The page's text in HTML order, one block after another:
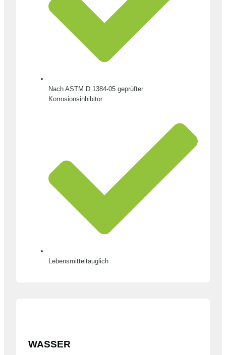
Nach ASTM D 1384-05 geprüfter
Korrosionsinhibitor
Lebensmitteltauglich
WASSER